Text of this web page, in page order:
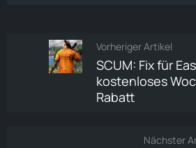
Vorheriger Artikel
SCUM: Fix für
kostenloses
Rabatt
Nächster